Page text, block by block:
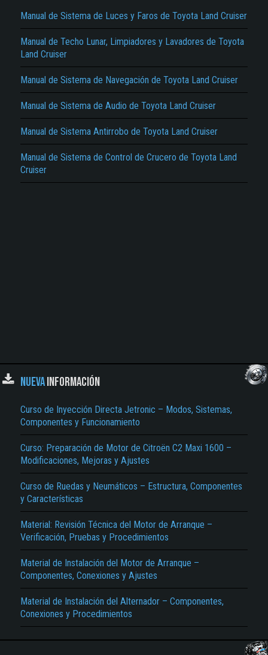
Manual de Sistema de Luces y Faros de Toyota Land Cruiser
Manual de Techo Lunar, Limpiadores y Lavadores de Toyota
Land Cruiser
Manual de Sistema de Navegación de Toyota Land Cruiser
Manual de Sistema de Audio de Toyota Land Cruiser
Manual de Sistema Antirrobo de Toyota Land Cruiser
Manual de Sistema de Control de Crucero de Toyota Land
Cruiser
NUEVAINFORMACIÓN
Curso de Inyección Directa Jetronic – Modos, Sistemas,
Componentes y Funcionamiento
Curso: Preparación de Motor de Citroën C2 Maxi 1600 –
Modificaciones, Mejoras y Ajustes
Curso de Ruedas y Neumáticos – Estructura, Componentes
y Características
Material: Revisión Técnica del Motor de Arranque –
Verificación, Pruebas y Procedimientos
Material de Instalación del Motor de Arranque –
Componentes, Conexiones y Ajustes
Material de Instalación del Alternador – Componentes,
Conexiones y Procedimientos
Texto o Imagen de portada son erróneos.
No carga o no se visualiza el contenido.
Reportar otro tipo de error...